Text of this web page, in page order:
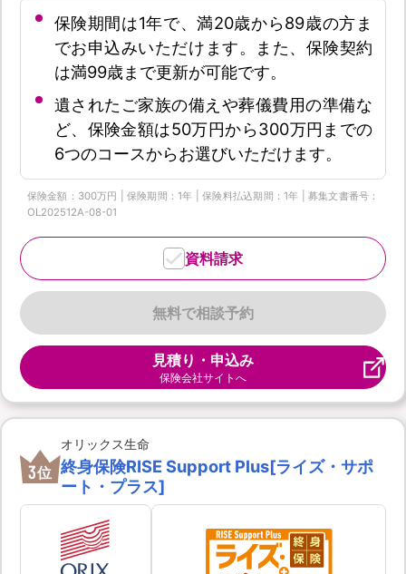
保険期間は1年で、満20歳から89歳の方ま
でお申込みいただけます。また、保険契約
は満99歳まで更新が可能です。
遺されたご家族の備えや葬儀費用の準備な
ど、保険金額は50万円から300万円までの
6つのコースからお選びいただけます。
保険金額：300万円 | 保険期間：1年 | 保険料払込期間：1年 | 募集文書番号：
OL202512A-08-01
無料で相談予約
資料請求
見積り・申込み
保険会社サイトへ
3位
オリックス生命
終身保険RISE Support Plus[ライズ・サポ
ート・プラス]